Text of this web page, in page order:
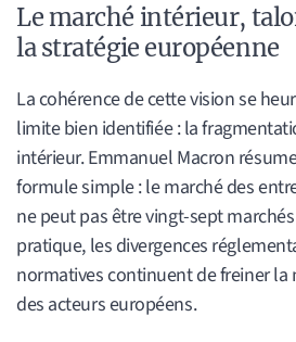
Le marché intérieur,
la stratégie européenne
La cohérence de cette vision se
limite bien identifiée : la
intérieur. Emmanuel Macron
formule simple : le marché des
ne peut pas être vingt-sept
pratique, les divergences
normatives continuent de freiner la
des acteurs européens.